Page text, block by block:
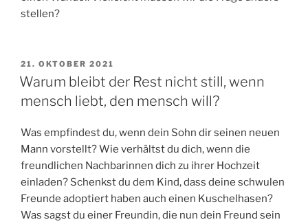
stellen?
VERÖFFENTLICHT
AM
21. OKTOBER 2021
Warum bleibt der Rest nicht still, wenn
mensch liebt, den mensch will?
Was empfindest du, wenn dein Sohn dir seinen neuen
Mann vorstellt? Wie verhältst du dich, wenn die
freundlichen Nachbarinnen dich zu ihrer Hochzeit
einladen? Schenkst du dem Kind, dass deine schwulen
Freunde adoptiert haben auch einen Kuschelhasen?
Was sagst du einer Freundin, die nun dein Freund sein